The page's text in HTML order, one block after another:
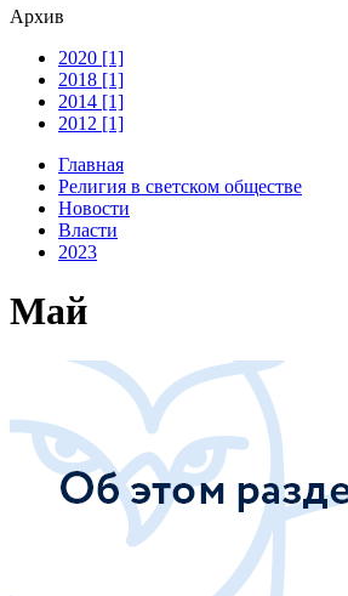
Архив
2020 [1]
2018 [1]
2014 [1]
2012 [1]
Главная
Религия в светском обществе
Новости
Власти
2023
Май